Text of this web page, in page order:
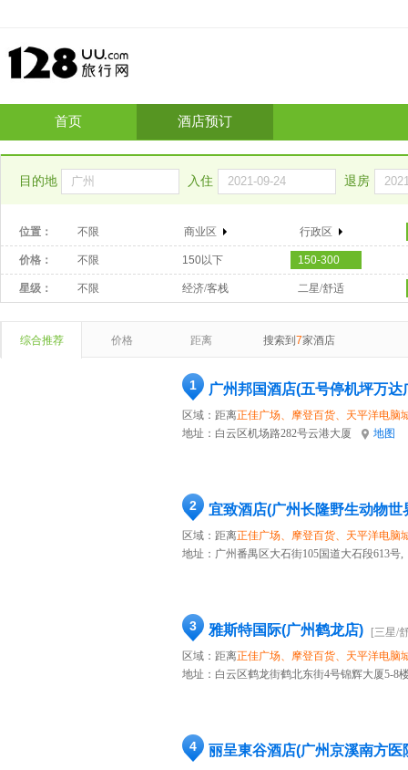
首页 酒店预订
目的地 入住 退房
位置： 不限 商业区 行政区
价格： 不限 150以下 150-300
星级： 不限 经济/客栈 二星/舒适
综合推荐 价格 距离 搜索到 7家酒店
1 广州邦国酒店(五号停机坪万达
区域：距离正佳广场、摩登百货、天平洋电脑
地址： 白云区机场路282号云港大厦 地图
2 宜致酒店(广州长隆野生动物世
区域：距离正佳广场、摩登百货、天平洋电脑
地址： 广州番禺区大石街105国道大石段613号,
3 雅斯特国际(广州鹤龙店)
[三星/
区域：距离正佳广场、摩登百货、天平洋电脑
地址： 白云区鹤龙街鹤北东街4号锦辉大厦5-8
4 丽呈東谷酒店(广州京溪南方医